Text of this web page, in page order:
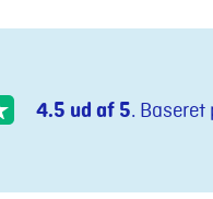
4.5 ud af 5. Baseret